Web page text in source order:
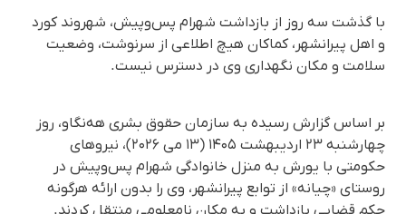
با گذشت سه روز از بازداشت شهرام پس‌وپیش، شهروند کورد
و اهل پیرانشهر، کماکان هیچ اطلاعی از سرنوشت، وضعیت
سلامت و مکان نگهداری وی در دسترس نیست.
بر اساس گزارش رسیده به سازمان حقوق بشری هه‌نگاو، روز
چهارشنبه ۲۳ اردیبهشت ۱۴۰۵ (۱۳ می ۲۰۲۶)، نیروهای
حکومتی با یورش به منزل خانوادگی شهرام پس‌وپیش در
روستای «چیانه» از توابع پیرانشهر، وی را بدون ارائه هرگونه
حکم قضایی بازداشت و به مکان نامعلومی منتقل کردند.